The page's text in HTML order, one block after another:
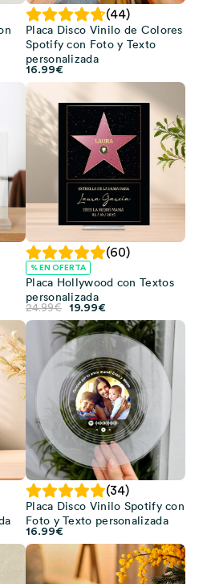
(44)
Placa Disco Vinilo de Colores
Spotify con Foto y Texto
personalizada
16.99€
(60)
% EN OFERTA
Placa Hollywood con Textos
personalizada
24.99€
El
precio
original
era:
24.99€.
19.99€
precio
actual
es:
(34)
Placa Disco Vinilo Spotify con
Foto y Texto personalizada
16.99€